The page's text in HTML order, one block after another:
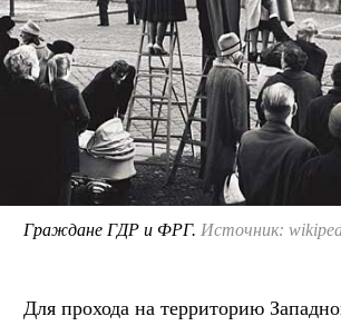
Граждане ГДР и ФРГ. Источник:
Для прохода на территорию